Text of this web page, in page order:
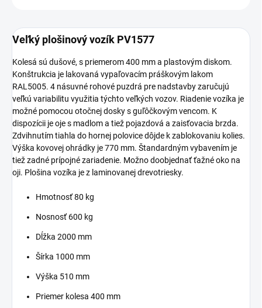
Veľký plošinový vozík PV1577
Kolesá sú dušové, s priemerom 400 mm a plastovým diskom.
Konštrukcia je lakovaná vypaľovacím práškovým lakom
RAL5005. 4 násuvné rohové puzdrá pre nadstavby zaručujú
veľkú variabilitu využitia týchto veľkých vozov. Riadenie vozíka je
možné pomocou otočnej dosky s guľôčkovým vencom. K
dispozícii je oje s madlom a tiež pojazdová a zaisťovacia brzda.
Zdvihnutím tiahla do hornej polovice dôjde k zablokovaniu kolies.
Výška kovovej ohrádky je 770 mm. Štandardným vybavením je
tiež zadné prípojné zariadenie. Možno doobjednať ťažné oko na
oji. Plošina vozíka je z laminovanej drevotriesky.
Hmotnosť 80 kg
Nosnosť 600 kg
Dĺžka 2000 mm
Šírka 1000 mm
Výška 510 mm
Priemer kolesa 400 mm